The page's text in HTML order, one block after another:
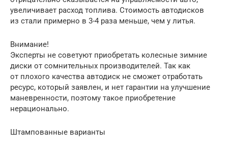
увеличивает расход топлива. Стоимость автодисков
из стали примерно в 3-4 раза меньше, чем у литья.
Внимание!
Эксперты не советуют приобретать колесные зимние
диски от сомнительных производителей. Так как
от плохого качества автодиск не сможет отработать
ресурс, который заявлен, и нет гарантии на улучшение
маневренности, поэтому такое приобретение
нерационально.
Штампованные варианты